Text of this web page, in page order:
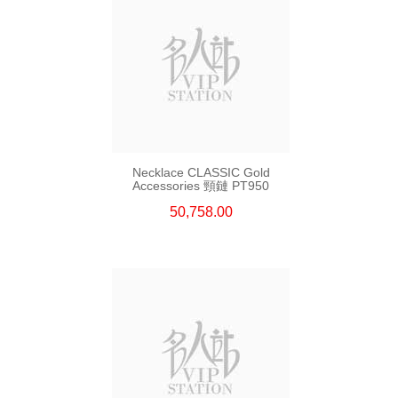
Necklace CLASSIC Gold
Accessories 頸鏈 PT950
50,758.00